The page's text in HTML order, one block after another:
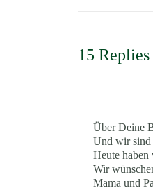
15
Über Deine
Und wir sind
Heute
Wir
Mama und